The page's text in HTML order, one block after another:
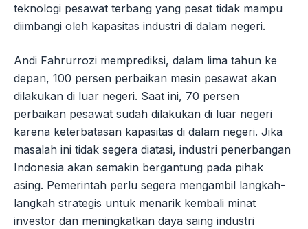
teknologi pesawat terbang yang pesat tidak mampu
diimbangi oleh kapasitas industri di dalam negeri.
Andi Fahrurrozi memprediksi, dalam lima tahun ke
depan, 100 persen perbaikan mesin pesawat akan
dilakukan di luar negeri. Saat ini, 70 persen
perbaikan pesawat sudah dilakukan di luar negeri
karena keterbatasan kapasitas di dalam negeri. Jika
masalah ini tidak segera diatasi, industri penerbangan
Indonesia akan semakin bergantung pada pihak
asing. Pemerintah perlu segera mengambil langkah-
langkah strategis untuk menarik kembali minat
investor dan meningkatkan daya saing industri